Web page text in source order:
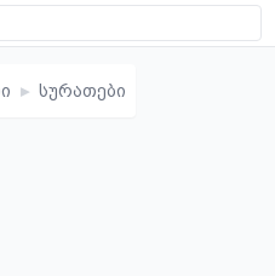
▸ სურათები